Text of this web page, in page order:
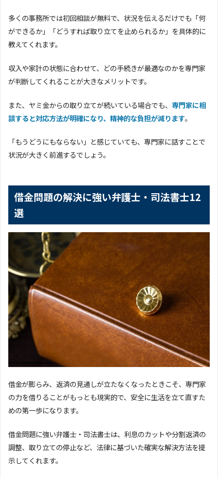
多くの事務所では初回相談が無料で、状況を伝えるだけでも「何
ができるか」「どうすれば取り立てを止められるか」を具体的に
教えてくれます。
収入や家計の状態に合わせて、どの手続きが最適なのかを専門家
が判断してくれることが大きなメリットです。
また、ヤミ金からの取り立てが続いている場合でも、 専門家に相
談すると対応方法が明確になり、精神的な負担が減ります。
「もうどうにもならない」と感じていても、専門家に話すことで
状況が大きく前進するでしょう。
借金問題の解決に強い弁護士・司法書士12
選
借金が膨らみ、返済の見通しが立たなくなったときこそ、専門家
の力を借りることがもっとも現実的で、安全に生活を立て直すた
めの第一歩になります。
借金問題に強い弁護士・司法書士は、利息のカットや分割返済の
調整、取り立ての停止など、法律に基づいた確実な解決方法を提
示してくれます。